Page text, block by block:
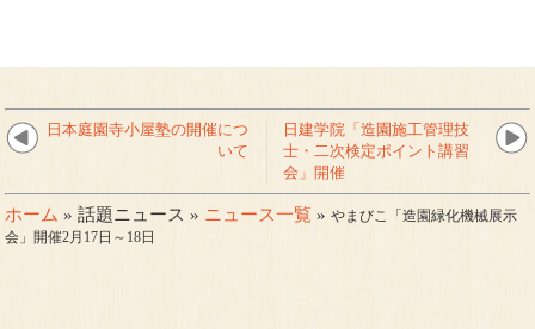
日本庭園寺小屋塾の開催につ
いて
日建学院「造園施工管理技
士・二次検定ポイント講習
会」開催
ホーム » 話題ニュース » ニュース一覧 »やまびこ「造園緑化機械展示
会」開催2月17日～18日